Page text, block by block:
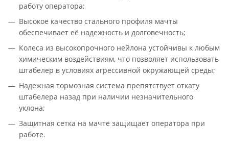
работу оператора;
Высокое качество стального профиля мачты
обеспечивает её надежность и долговечность;
Колеса из высокопрочного нейлона устойчивы к любым
химическим воздействиям, что позволяет использовать
штабелер в условиях агрессивной окружающей среды;
Надежная тормозная система препятствует откату
штабелера назад при наличии незначительного
уклона;
Защитная сетка на мачте защищает оператора при
работе.